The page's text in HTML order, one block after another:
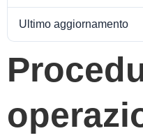
Ultimo aggiornamento